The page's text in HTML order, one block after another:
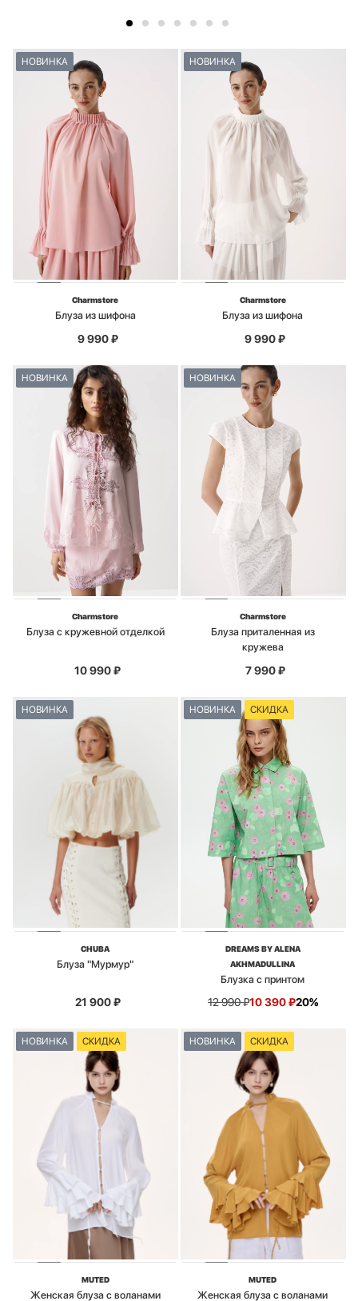
НОВИНКА
Charmstore
Блуза из шифона
9 990₽
НОВИНКА
Charmstore
Блуза из шифона
9 990₽
НОВИНКА
Charmstore
Блуза с кружевной отделкой
10 990₽
НОВИНКА
Charmstore
Блуза приталенная из
кружева
7 990₽
НОВИНКА
CHUBA
Блуза "Мурмур"
21 900₽
НОВИНКА СКИДКА
DREAMS BY ALENA
AKHMADULLINA
Блузка с принтом
12 990₽10 390₽20%
НОВИНКА СКИДКА
MUTED
Женская блуза с воланами
НОВИНКА СКИДКА
MUTED
Женская блуза с воланами